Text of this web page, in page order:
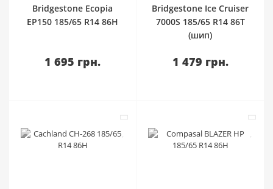
Bridgestone Ecopia
EP150 185/65 R14 86H
1 695 грн.
Bridgestone Ice Cruiser
7000S 185/65 R14 86T
(шип)
1 479 грн.